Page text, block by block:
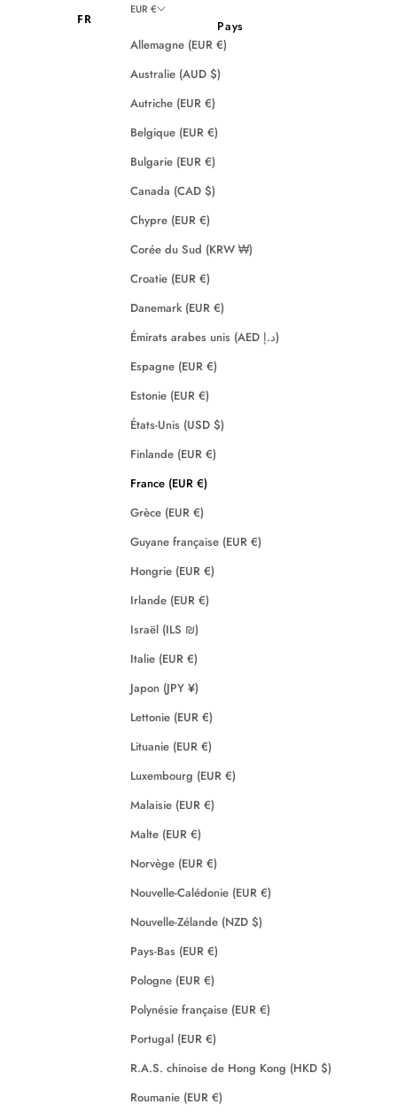
FR
EUR €
Pays
Allemagne (EUR €)
Australie (AUD $)
Autriche (EUR €)
Belgique (EUR €)
Bulgarie (EUR €)
Canada (CAD $)
Chypre (EUR €)
Corée du Sud (KRW ₩)
Croatie (EUR €)
Danemark (EUR €)
Émirats arabes unis (AED د.إ)
Espagne (EUR €)
Estonie (EUR €)
États-Unis (USD $)
Finlande (EUR €)
France (EUR €)
Grèce (EUR €)
Guyane française (EUR €)
Hongrie (EUR €)
Irlande (EUR €)
Israël (ILS ₪)
Italie (EUR €)
Japon (JPY ¥)
Lettonie (EUR €)
Lituanie (EUR €)
Luxembourg (EUR €)
Malaisie (EUR €)
Malte (EUR €)
Norvège (EUR €)
Nouvelle-Calédonie (EUR €)
Nouvelle-Zélande (NZD $)
Pays-Bas (EUR €)
Pologne (EUR €)
Polynésie française (EUR €)
Portugal (EUR €)
R.A.S. chinoise de Hong Kong (HKD $)
Roumanie (EUR €)